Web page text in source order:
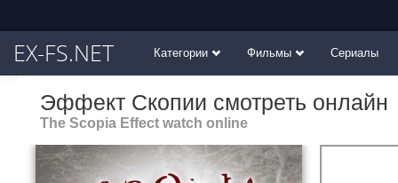
EX-FS.NET Категории Фильмы Сериалы
Эффект Скопии смотреть онлайн
The Scopia Effect watch online